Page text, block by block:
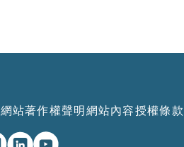
網站著作權聲明網站內容授權條款